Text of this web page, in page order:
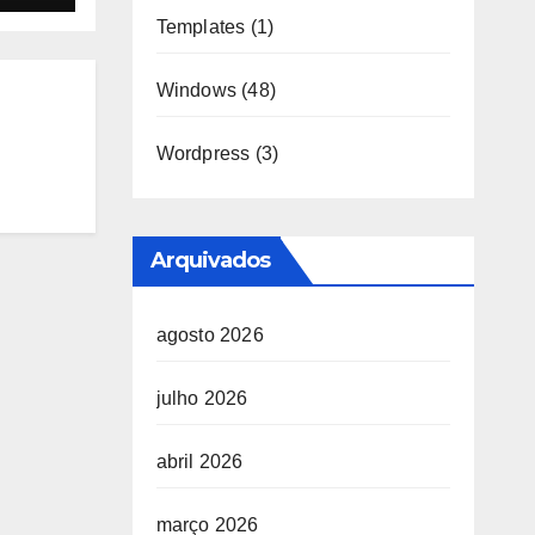
Templates (1)
Windows(48)
Wordpress (3)
Arquivados
agosto 2026
julho 2026
abril 2026
março 2026